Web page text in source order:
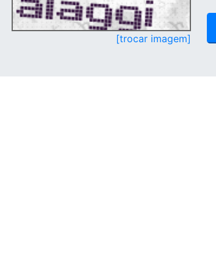
[trocar imagem]